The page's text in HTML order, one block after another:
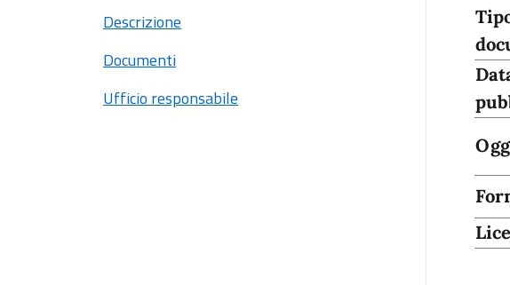
Descrizione
Documenti
Ufficio responsabile